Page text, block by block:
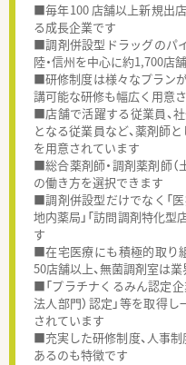
■毎年100 店舗以上新規出
る成長企業です
■調剤併設型ドラッグのパイ
陸・信州を中心に約1,700店
■研修制度は様々なプラン
講可能な研修も幅広く用意
■店舗で活躍する従業員、
となる従業員など、薬剤師
を用意されています
■総合薬剤師・調剤薬剤師（
の働き方を選択できます
■調剤併設型だけでなく「医
地内薬局」「訪問調剤特化
す
■在宅医療にも積極的取り
50店舗以上、無菌調剤室は
■「プラチナくるみん認定企
法人部門）認定」等を取得
されています
■充実した研修制度、人事制
あるのも特徴です